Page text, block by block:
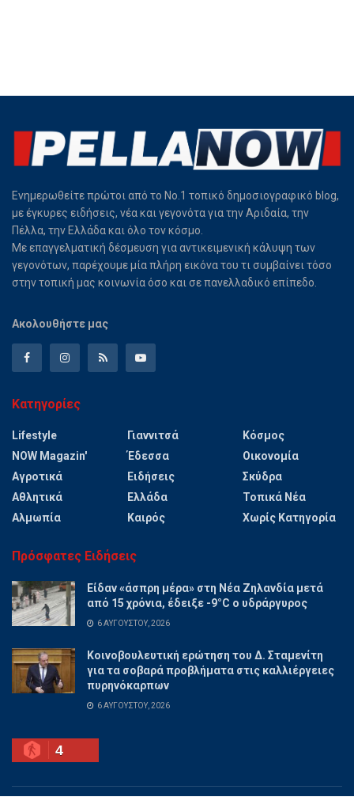
Ενημερωθείτε πρώτοι από το Νο.1 τοπικό δημοσιογραφικό blog,
με έγκυρες ειδήσεις, νέα και γεγονότα για την Αριδαία, την
Πέλλα, την Ελλάδα και όλο τον κόσμο.
Με επαγγελματική δέσμευση για αντικειμενική κάλυψη των
γεγονότων, παρέχουμε μία πλήρη εικόνα του τι συμβαίνει τόσο
στην τοπική μας κοινωνία όσο και σε πανελλαδικό επίπεδο.
Ακολουθήστε μας
Κατηγορίες
Lifestyle
NOW Magazin'
Αγροτικά
Αθλητικά
Αλμωπία
Γιαννιτσά
Έδεσσα
Ειδήσεις
Ελλάδα
Καιρός
Κόσμος
Οικονομία
Σκύδρα
Τοπικά Νέα
Χωρίς Κατηγορία
Πρόσφατες Ειδήσεις
Είδαν «άσπρη μέρα» στη Νέα Ζηλανδία μετά
από 15 χρόνια, έδειξε -9°C ο υδράργυρος
6 ΑΥΓΟΎΣΤΟΥ, 2026
Κοινοβουλευτική ερώτηση του Δ. Σταμενίτη
για τα σοβαρά προβλήματα στις καλλιέργειες
πυρηνόκαρπων
6 ΑΥΓΟΎΣΤΟΥ, 2026
4